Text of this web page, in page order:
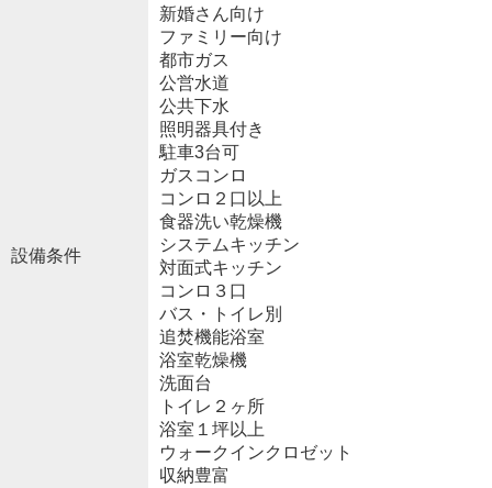
設備条件
新婚さん向け
ファミリー向け
都市ガス
公営水道
公共下水
照明器具付き
駐車3台可
ガスコンロ
コンロ２口以上
食器洗い乾燥機
システムキッチン
対面式キッチン
コンロ３口
バス・トイレ別
追焚機能浴室
浴室乾燥機
洗面台
トイレ２ヶ所
浴室１坪以上
ウォークインクロゼット
収納豊富